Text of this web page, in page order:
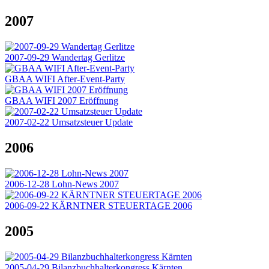
2007
2007-09-29 Wandertag Gerlitze
GBAA WIFI After-Event-Party
GBAA WIFI 2007 Eröffnung
2007-02-22 Umsatzsteuer Update
2006
2006-12-28 Lohn-News 2007
2006-09-22 KÄRNTNER STEUERTAGE 2006
2005